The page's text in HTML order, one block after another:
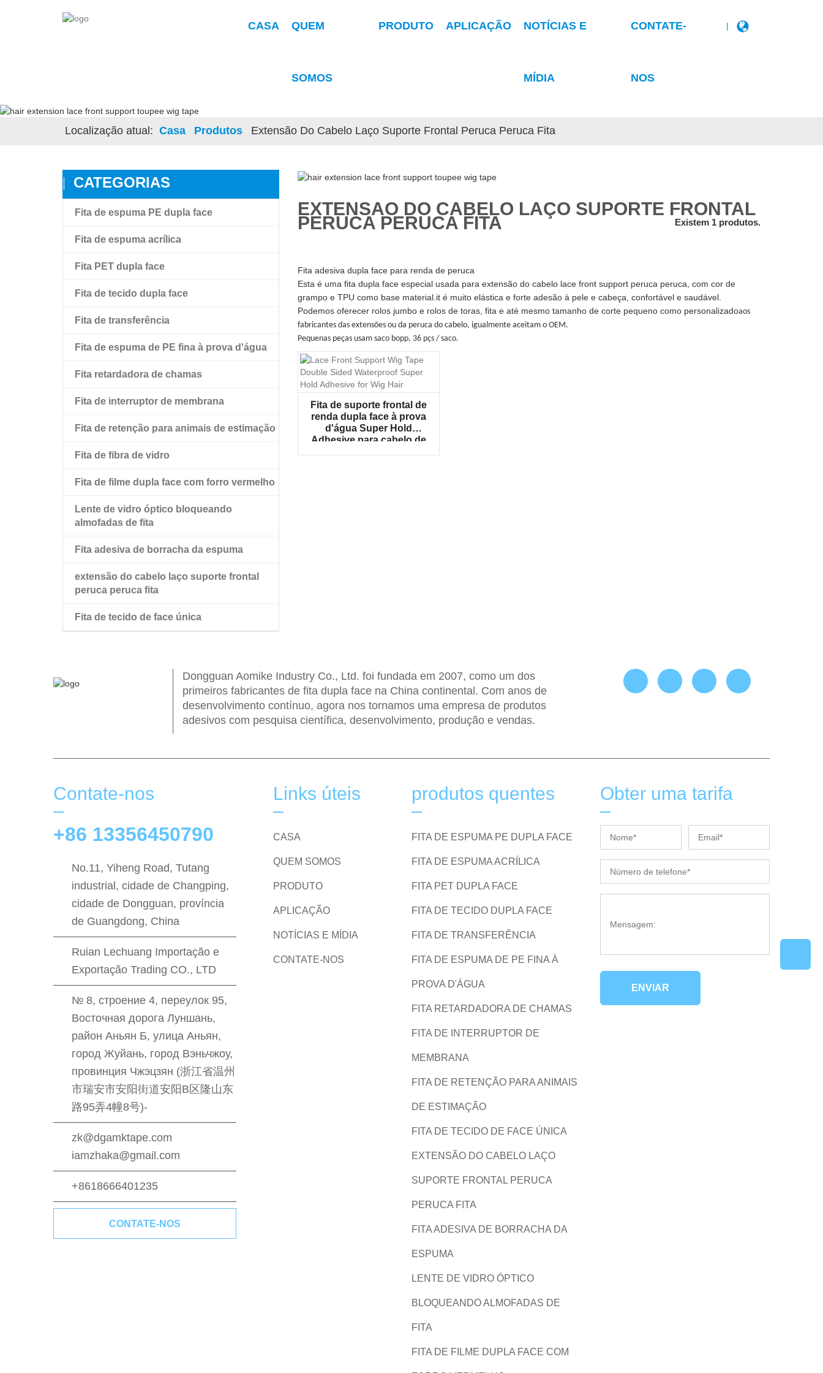
CASA QUEM
SOMOS
PRODUTO APLICAÇÃO NOTÍCIAS E
MÍDIA
CONTATE-
NOS
|
Localização atual: Casa Produtos Extensão Do Cabelo Laço Suporte Frontal Peruca Peruca Fita
CATEGORIAS
Fita de espuma PE dupla face
Fita de espuma acrílica
Fita de espuma acrílica
Fita de espuma acrílica de alta ligação Amk
Fita PET dupla face
Fita de filme pet transparente de dupla face
Fita adesiva preta dupla face para animais
com forro de esfregão vermelho
Fita de tecido dupla face
Fita de transferência
Fita de espuma de PE fina à prova d'água
Fita retardadora de chamas
Fita de interruptor de membrana
Fita de retenção para animais de estimação
Fita de fibra de vidro
Fita de filme dupla face com forro vermelho
Lente de vidro óptico bloqueando
almofadas de fita
Fita adesiva de borracha da espuma
extensão do cabelo laço suporte frontal
peruca peruca fita
peruca dupla face fita
Fita de tecido de face única
EXTENSÃO DO CABELO LAÇO SUPORTE FRONTAL
PERUCA PERUCA FITA Existem 1 produtos.
Fita adesiva dupla face para renda de peruca
Esta é uma fita dupla face especial usada para extensão do cabelo lace front support peruca peruca, com cor de
grampo e TPU como base material.it é muito elástica e forte adesão à pele e cabeça, confortável e saudável.
Podemos oferecer rolos jumbo e rolos de toras, fita e até mesmo tamanho de corte pequeno como personalizadoaos
fabricantes das extensões ou da peruca do cabelo, igualmente aceitam o OEM.
Pequenas peças usam saco bopp, 36 pçs / saco.
Fita de suporte frontal de
renda dupla face à prova
d'água Super Hold
Adhesive para cabelo de
Dongguan Aomike Industry Co., Ltd. foi fundada em 2007, como um dos
primeiros fabricantes de fita dupla face na China continental. Com anos de
desenvolvimento contínuo, agora nos tornamos uma empresa de produtos
adesivos com pesquisa científica, desenvolvimento, produção e vendas.
Contate-nos
+86 13356450790
No.11, Yiheng Road, Tutang
industrial, cidade de Changping,
cidade de Dongguan, província
de Guangdong, China
Ruian Lechuang Importação e
Exportação Trading CO., LTD
№ 8, строение 4, переулок 95,
Восточная дорога Луншань,
район Аньян Б, улица Аньян,
город Жуйань, город Вэньчжоу,
провинция Чжэцзян (浙江省温州
市瑞安市安阳街道安阳B区隆山东
路95弄4幢8号)-
zk@dgamktape.com
iamzhaka@gmail.com
+8618666401235
CONTATE-NOS
Links úteis
CASA
QUEM SOMOS
PRODUTO
APLICAÇÃO
NOTÍCIAS E MÍDIA
CONTATE-NOS
produtos quentes
FITA DE ESPUMA PE DUPLA FACE
FITA DE ESPUMA ACRÍLICA
FITA PET DUPLA FACE
FITA DE TECIDO DUPLA FACE
FITA DE TRANSFERÊNCIA
FITA DE ESPUMA DE PE FINA À
PROVA D'ÁGUA
FITA RETARDADORA DE CHAMAS
FITA DE INTERRUPTOR DE
MEMBRANA
FITA DE RETENÇÃO PARA ANIMAIS
DE ESTIMAÇÃO
FITA DE TECIDO DE FACE ÚNICA
EXTENSÃO DO CABELO LAÇO
SUPORTE FRONTAL PERUCA
PERUCA FITA
FITA ADESIVA DE BORRACHA DA
ESPUMA
LENTE DE VIDRO ÓPTICO
BLOQUEANDO ALMOFADAS DE
FITA
FITA DE FILME DUPLA FACE COM
Obter uma tarifa
ENVIAR